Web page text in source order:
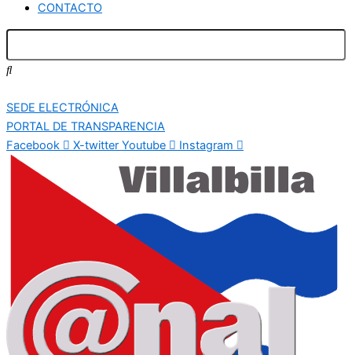
CONTACTO
SEDE ELECTRÓNICA
PORTAL DE TRANSPARENCIA
Facebook
X-twitter Youtube Instagram